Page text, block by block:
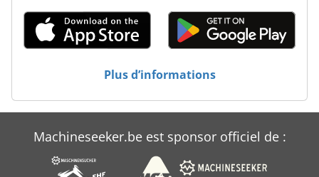
Fss 400
Ga 11 Ff
Jf
Table En Acier
Plus d’informations
Machineseeker.be est sponsor officiel de :